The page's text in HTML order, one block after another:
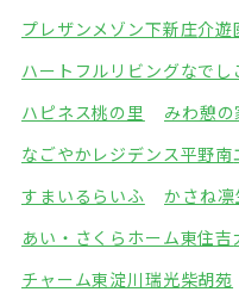
プレザンメゾン下新庄介遊
ハートフルリビングなでし
ハピネス桃の里
みわ憩の
なごやかレジデンス平野南
すまいるらいふ
かさね凛
あい・さくらホーム東住吉
チャーム東淀川瑞光柴胡苑